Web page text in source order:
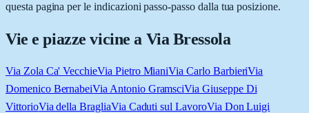
questa pagina per le indicazioni passo-passo dalla tua posizione.
Vie e piazze vicine a Via Bressola
Via Zola Ca' VecchieVia Pietro MianiVia Carlo BarbieriVia
Domenico BernabeiVia Antonio GramsciVia Giuseppe Di
VittorioVia della BragliaVia Caduti sul LavoroVia Don Luigi